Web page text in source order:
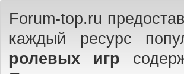
Forum-top.ru
каждый ресурс
ролевых игр